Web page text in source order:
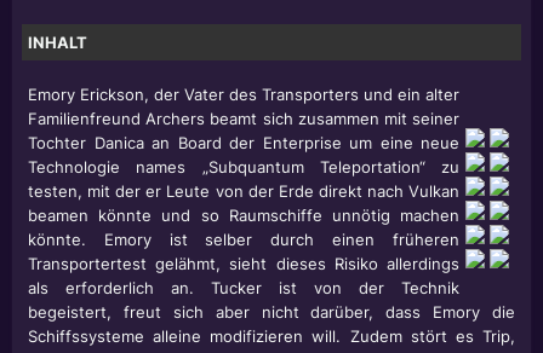
INHALT
Emory Erickson, der Vater des Transporters und ein alter
Familienfreund Archers beamt sich zusammen mit seiner
Tochter Danica an Board der Enterprise um eine neue
Technologie names „Subquantum Teleportation“ zu
testen, mit der er Leute von der Erde direkt nach Vulkan
beamen könnte und so Raumschiffe unnötig machen
könnte. Emory ist selber durch einen früheren
Transportertest gelähmt, sieht dieses Risiko allerdings
als erforderlich an. Tucker ist von der Technik
begeistert, freut sich aber nicht darüber, dass Emory die
Schiffssysteme alleine modifizieren will. Zudem stört es Trip,